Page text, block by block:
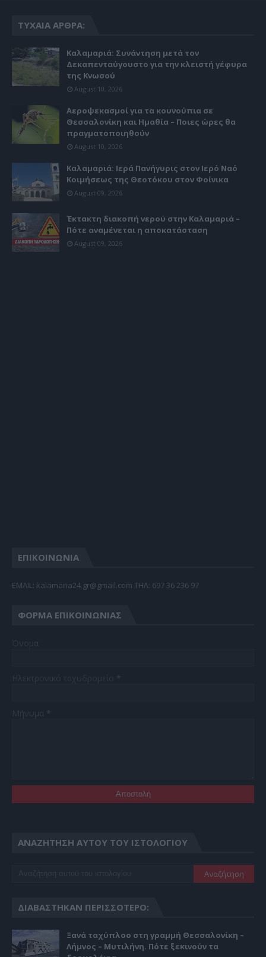
ΤΥΧΑΊΑ ΆΡΘΡΑ:
Καλαμαριά: Συνάντηση μετά τον
Δεκαπενταύγουστο για την κλειστή γέφυρα
της Κνωσού
August 10, 2026
Αεροψεκασμοί για τα κουνούπια σε
Θεσσαλονίκη και Ημαθία – Ποιες ώρες θα
πραγματοποιηθούν
August 10, 2026
Καλαμαριά: Ιερά Πανήγυρις στον Ιερό Ναό
Κοιμήσεως της Θεοτόκου στον Φοίνικα
August 09, 2026
Έκτακτη διακοπή νερού στην Καλαμαριά –
Πότε αναμένεται η αποκατάσταση
August 09, 2026
ΕΠΙΚΟΙΝΩΝΙΑ
EMAIL: kalamaria24.gr@gmail.com TΗΛ: 697 36 236 97
ΦΌΡΜΑ ΕΠΙΚΟΙΝΩΝΊΑΣ
ΑΝΑΖΉΤΗΣΗ ΑΥΤΟΎ ΤΟΥ ΙΣΤΟΛΟΓΊΟΥ
ΔΙΑΒΆΣΤΗΚΑΝ ΠΕΡΙΣΣΌΤΕΡΟ:
Ξανά ταχύπλοο στη γραμμή Θεσσαλονίκη –
Λήμνος – Μυτιλήνη. Πότε ξεκινούν τα